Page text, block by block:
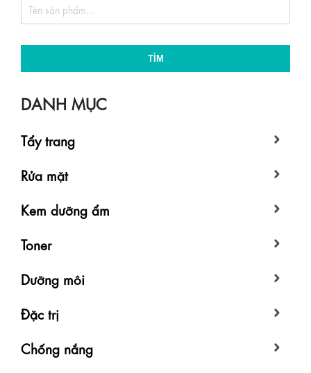
TÌM
DANH MỤC
Tẩy trang
Rửa mặt
Kem dưỡng ẩm
Toner
Dưỡng môi
Đặc trị
Chống nắng